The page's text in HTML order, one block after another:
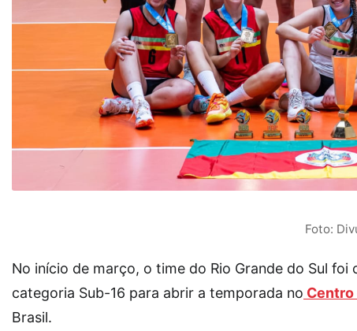
Foto:
No início de março, o time do Rio Grande do Sul foi
categoria Sub-16 para abrir a temporada no
Brasil.